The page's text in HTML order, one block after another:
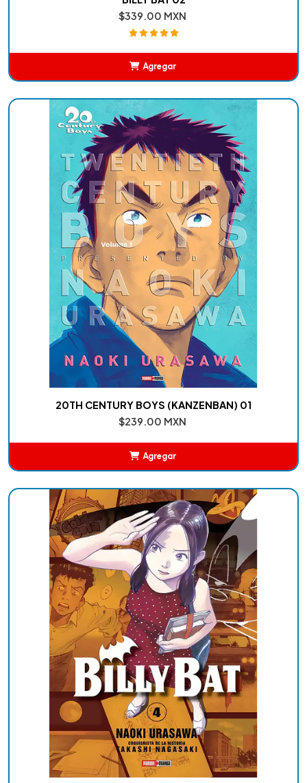
$339.00 MXN
Agregar
20TH CENTURY BOYS (KANZENBAN) 01
$239.00 MXN
Agregar